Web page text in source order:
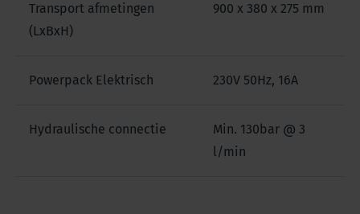
Transport afmetingen
(LxBxH)
900 x 380 x 275 mm
Powerpack Elektrisch 230V 50Hz, 16A
Hydraulische connectie
Min. 130bar @ 3
l/min